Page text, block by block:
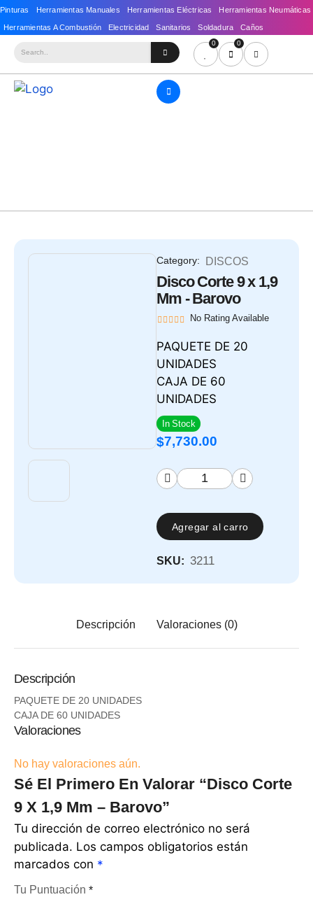
0 0
Category: DISCOS
Disco Corte 9 x 1,9
Mm - Barovo
No Rating Available
PAQUETE DE 20
UNIDADES
CAJA DE 60
UNIDADES
In Stock
$7,730.00
Agregar al carro
SKU: 3211
Descripción Valoraciones (0)
Descripción
PAQUETE DE 20 UNIDADES
CAJA DE 60 UNIDADES
Valoraciones
No hay valoraciones aún.
Sé El Primero En Valorar “Disco Corte
9 X 1,9 Mm – Barovo”
Tu dirección de correo electrónico no será
publicada. Los campos obligatorios están
marcados con *
Tu Puntuación *